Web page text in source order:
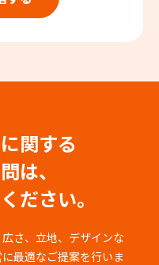
関する
は、
ださい。
さ、立地、デザインな
最適なご提案を行いま